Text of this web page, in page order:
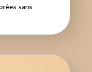
sans